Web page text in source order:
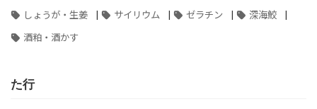
しょうが・生姜 | サイリウム | ゼラチン | 深海鮫 |
酒粕・酒かす
た行